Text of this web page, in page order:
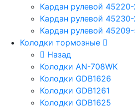
Кардан рулевой 45220-
Кардан рулевой
Кардан рулевой
Колодки тормозные
Назад
Колодки AN-708WK
Колодки GDB1626
Колодки GDB1261
Колодки GDB1625